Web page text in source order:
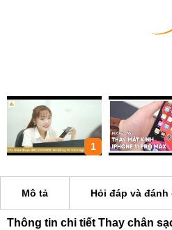
1
Mô tả Hỏi đáp và đánh
Thông tin chi tiết Thay chân